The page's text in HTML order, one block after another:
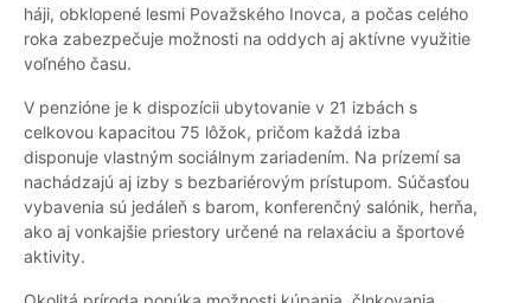
háji, obklopené lesmi Považského Inovca, a počas celého
roka zabezpečuje možnosti na oddych aj aktívne využitie
voľného času.
V penzióne je k dispozícii ubytovanie v 21 izbách s
celkovou kapacitou 75 lôžok, pričom každá izba
disponuje vlastným sociálnym zariadením. Na prízemí sa
nachádzajú aj izby s bezbariérovým prístupom. Súčasťou
vybavenia sú jedáleň s barom, konferenčný salónik, herňa,
ako aj vonkajšie priestory určené na relaxáciu a športové
aktivity.